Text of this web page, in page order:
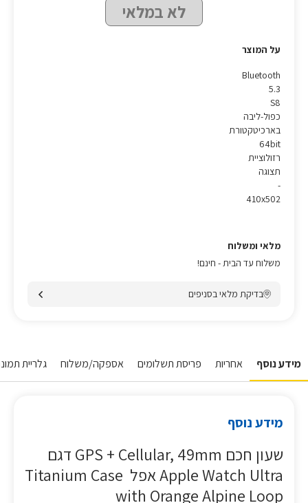
לא במלאי
על המוצר
Bluetooth
5.3
S8
כפול-ליבה
בארכיטקטורת
64bit
רזולוציית
תצוגה
-
410x502
מלאי ומשלוח
משלוח עד הבית - חינם!
בדיקת מלאי בסניפים
מידע נוסף אחריות פריסת תשלומים אספקה/משלוח גלריית
מידע נוסף
שעון חכם GPS + Cellular, 49mm דגם
Apple Watch Ultra אפל Titanium Case
with Orange Alpine Loop